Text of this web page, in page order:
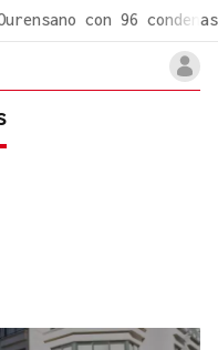
con 96 condenas